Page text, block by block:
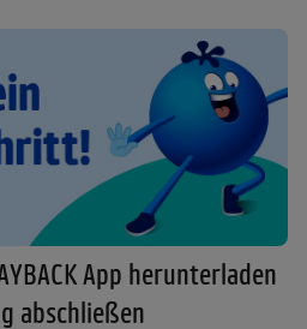
App herunterladen
abschließen